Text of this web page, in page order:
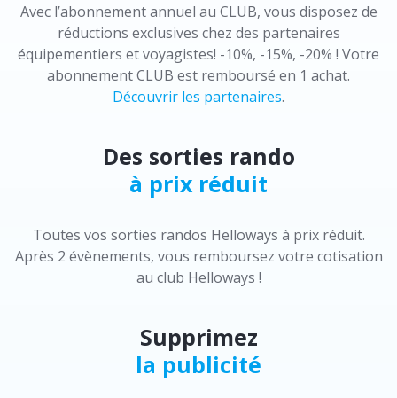
Avec l’abonnement annuel au CLUB, vous disposez de
réductions exclusives chez des partenaires
équipementiers et voyagistes! -10%, -15%, -20% ! Votre
abonnement CLUB est remboursé en 1 achat.
Découvrir les partenaires.
Des sorties rando
à prix réduit
Toutes vos sorties randos Helloways à prix réduit.
Après 2 évènements, vous remboursez votre cotisation
au club Helloways !
Supprimez
la publicité